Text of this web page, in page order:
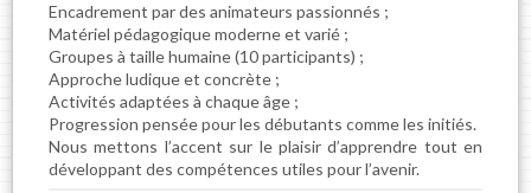
Encadrement par des animateurs passionnés ;
Matériel pédagogique moderne et varié ;
Groupes à taille humaine (10 participants) ;
Approche ludique et concrète ;
Activités adaptées à chaque âge ;
Progression pensée pour les débutants comme les initiés.
Nous mettons l’accent sur le plaisir d’apprendre tout en
développant des compétences utiles pour l’avenir.